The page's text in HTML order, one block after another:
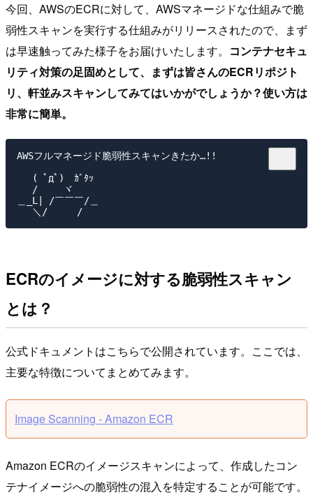
今回、AWSのECRに対して、AWSマネージドな仕組みで脆
弱性スキャンを実行する仕組みがリリースされたので、まず
は早速触ってみた様子をお届けいたします。 コンテナセキュ
リティ対策の足固めとして、まずは皆さんのECRリポジト
リ、軒並みスキャンしてみてはいかがでしょうか？使い方は
非常に簡単。
AWSフルマネージド脆弱性スキャンきたか…!!
( ﾟдﾟ)　ｶﾞﾀｯ
/　　 ヾ
＿_L| /￣￣￣/＿
ECRのイメージに対する脆弱性スキャン
とは？
公式ドキュメントはこちらで公開されています。ここでは、
主要な特徴についてまとめてみます。
Image Scanning - Amazon ECR
Amazon ECRのイメージスキャンによって、作成したコン
テナイメージへの脆弱性の混入を特定することが可能です。